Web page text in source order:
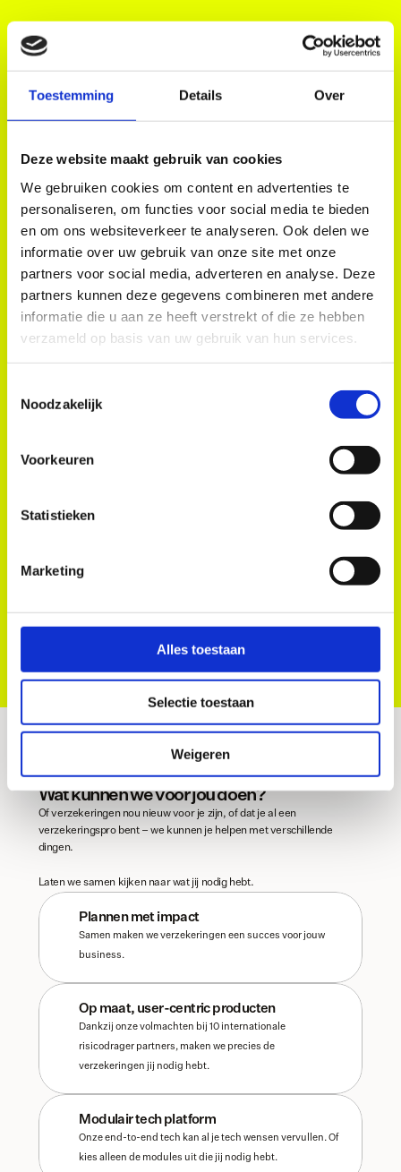
Toestemming Details Over
Deze website maakt gebruik van cookies
We gebruiken cookies om content en advertenties te
personaliseren, om functies voor social media te bieden
en om ons websiteverkeer te analyseren. Ook delen we
informatie over uw gebruik van onze site met onze
partners voor social media, adverteren en analyse. Deze
partners kunnen deze gegevens combineren met andere
informatie die u aan ze heeft verstrekt of die ze hebben
verzameld op basis van uw gebruik van hun services.
Noodzakelijk
Voorkeuren
Statistieken
Marketing
Alles toestaan
Selectie toestaan
Weigeren
verzekeringsexperts, om
werk makkelijker te maken.
Support ieder type
product
We kunnen ieder type
producten soepel
configureren. Of het de
Alle info op één plek
onze API's voor snelle data
plek.
AWS – we zijn schaalbaar,
Compliant toegang
controle
Niet alles mag door iedereen
gezien worden. Verzorg
goede en compliant service
Security en compliance
staan permanent in onze
gebruikers zijn in goede
Wat kunnen we voor jou doen?
Of verzekeringen nou nieuw voor je zijn, of dat je al een
verzekeringspro bent – we kunnen je helpen met verschillende
dingen.
Laten we samen kijken naar wat jij nodig hebt.
Plannen met impact
Samen maken we verzekeringen een succes voor jouw
business.
Op maat, user-centric producten
Dankzij onze volmachten bij 10 internationale
risicodrager partners, maken we precies de
verzekeringen jij nodig hebt.
Modulair tech platform
Onze end-to-end tech kan al je tech wensen vervullen. Of
kies alleen de modules uit die jij nodig hebt.